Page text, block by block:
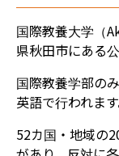
国際教養大学（
県秋田市にある
国際教養学部の
英語で行われます
52カ国・地域の